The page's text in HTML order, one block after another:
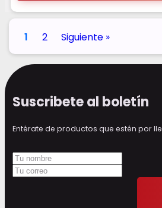
1 2 Siguiente »
Suscribete al boletín
Entérate de productos que estén por